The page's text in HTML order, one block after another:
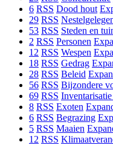
6 RSS Dood hout
29 RSS
53 RSS Steden en
2 RSS Personen
12 RSS Wespen
18 RSS Gedrag
28 RSS Beleid
56 RSS Bijzondere
69 RSS
8 RSS Exoten
6 RSS Begrazing
5 RSS Maaien
12 RSS